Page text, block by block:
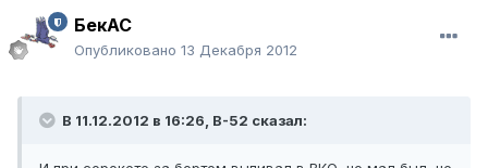
БекАС
Опубликовано 13 Декабря 2012
В 11.12.2012 в 16:26, B-52 сказал: